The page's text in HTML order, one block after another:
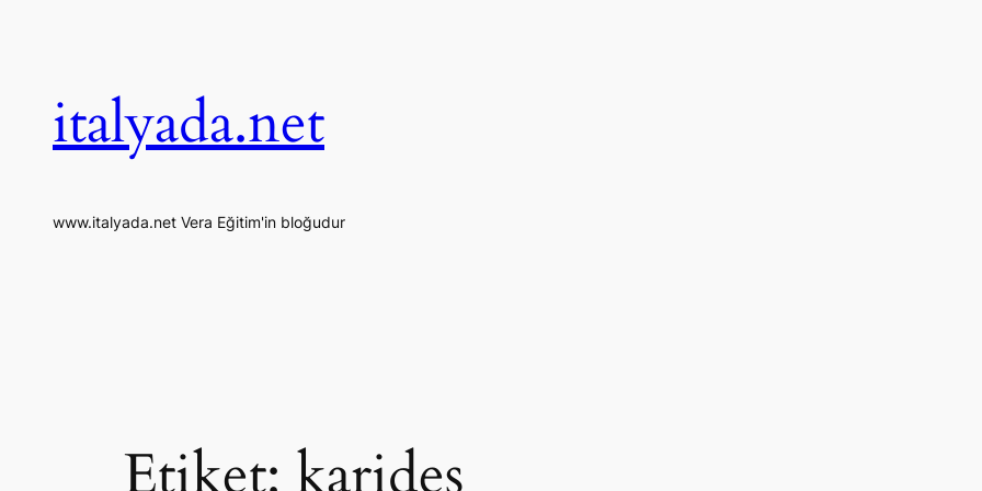
italyada.net
www.italyada.net Vera Eğitim'in bloğudur
Etiket: karides